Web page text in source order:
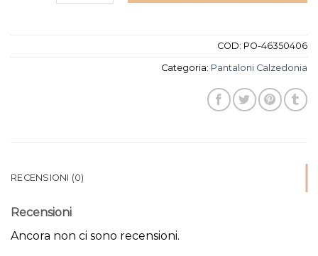
COD: PO-46350406
Categoria: Pantaloni Calzedonia
RECENSIONI (0)
Recensioni
Ancora non ci sono recensioni.